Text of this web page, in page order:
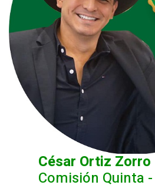
César Ortiz Zorro
Comisión Quinta